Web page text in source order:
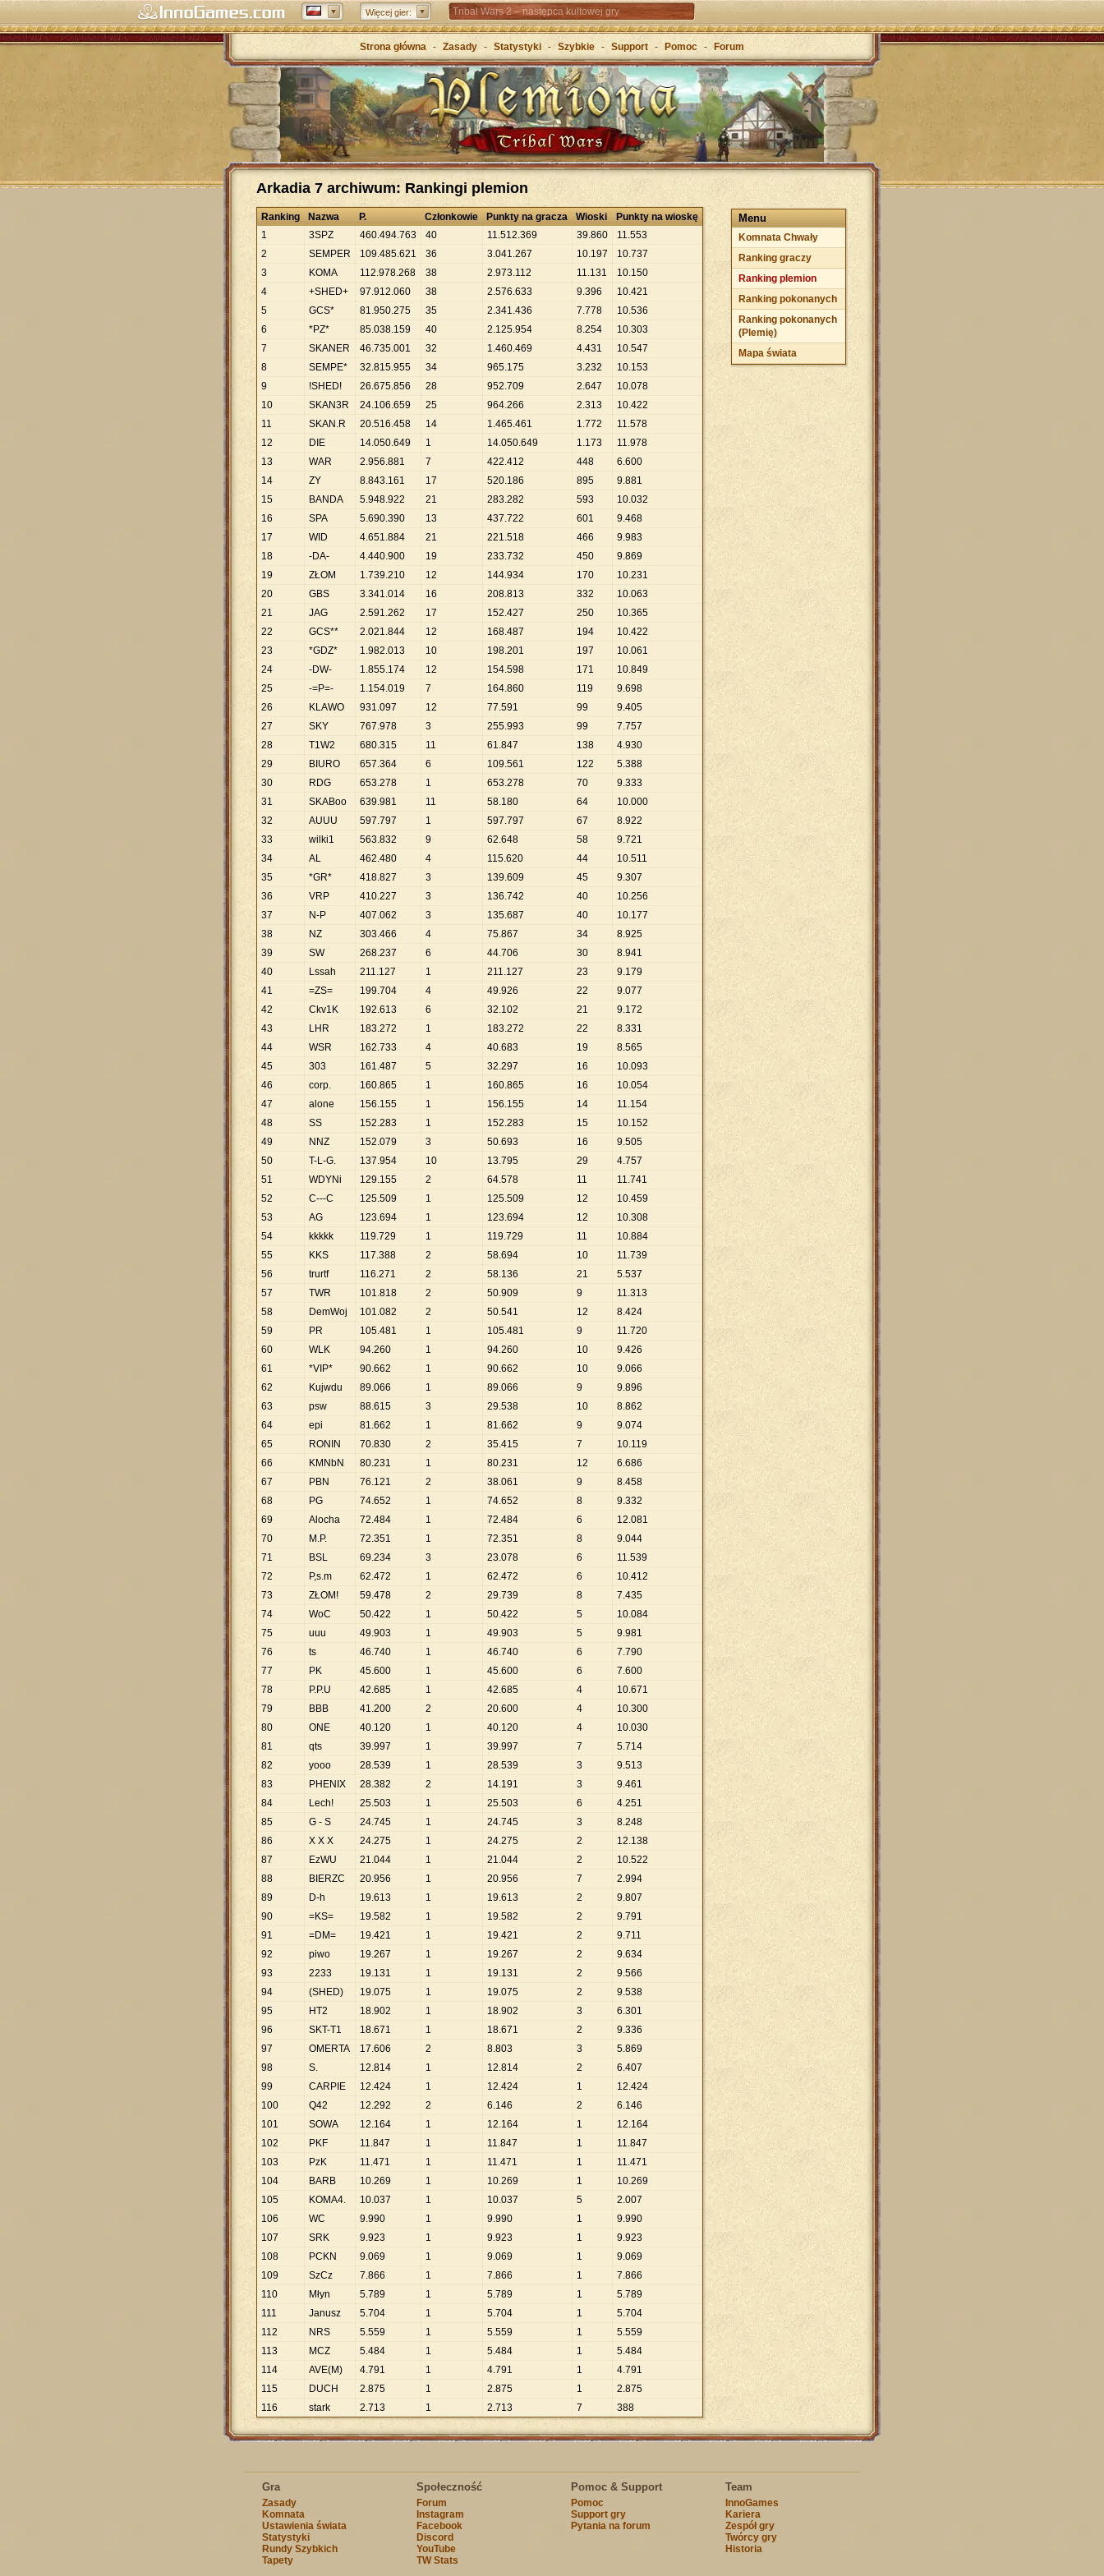
Więcej gier: Tribal Wars 2 – następca kultowej gry
Forge of Empires – Strategia o epokach cywilizacji
Grepolis – Wznieś imperium w antycznej Grecji
Strona główna - Zasady - Statystyki - Szybkie - Support - Pomoc - Forum
Arkadia 7 archiwum: Rankingi plemion
Menu
Komnata Chwały
Ranking graczy
Ranking plemion
Ranking pokonanych
Ranking pokonanych
(Plemię)
Mapa świata
Ranking Nazwa P. Członkowie Punkty na gracza Wioski
Punkty na wioskę
1
3SPZ 460.494.763 40 11.512.369 39.860 11.553
2
SEMPER 109.485.621 36 3.041.267 10.197 10.737
3
KOMA 112.978.268 38 2.973.112 11.131 10.150
4
+SHED+ 97.912.060 38 2.576.633 9.396 10.421
5
GCS* 81.950.275 35 2.341.436 7.778 10.536
6
*PZ* 85.038.159 40 2.125.954 8.254 10.303
7
SKANER 46.735.001 32 1.460.469 4.431 10.547
8
SEMPE* 32.815.955 34 965.175 3.232 10.153
9
!SHED! 26.675.856 28 952.709 2.647 10.078
10
SKAN3R 24.106.659 25 964.266 2.313 10.422
11
SKAN.R 20.516.458 14 1.465.461 1.772 11.578
12
DIE 14.050.649 1 14.050.649 1.173 11.978
13
WAR 2.956.881 7 422.412 448 6.600
14
ZY 8.843.161 17 520.186 895 9.881
15
BANDA 5.948.922 21 283.282 593 10.032
16
SPA 5.690.390 13 437.722 601 9.468
17
WID 4.651.884 21 221.518 466 9.983
18
-DA- 4.440.900 19 233.732 450 9.869
19
ZŁOM 1.739.210 12 144.934 170 10.231
20
GBS 3.341.014 16 208.813 332 10.063
21
JAG 2.591.262 17 152.427 250 10.365
22
GCS** 2.021.844 12 168.487 194 10.422
23
*GDZ* 1.982.013 10 198.201 197 10.061
24
-DW- 1.855.174 12 154.598 171 10.849
25
-=P=- 1.154.019 7 164.860 119 9.698
26
KLAWO 931.097 12 77.591 99 9.405
27
SKY 767.978 3 255.993 99 7.757
28
T1W2 680.315 11 61.847 138 4.930
29
BIURO 657.364 6 109.561 122 5.388
30
RDG 653.278 1 653.278 70 9.333
31
SKABoo 639.981 11 58.180 64 10.000
32
AUUU 597.797 1 597.797 67 8.922
33
wilki1 563.832 9 62.648 58 9.721
34
AL 462.480 4 115.620 44 10.511
35
*GR* 418.827 3 139.609 45 9.307
36
VRP 410.227 3 136.742 40 10.256
37
N-P 407.062 3 135.687 40 10.177
38
NZ 303.466 4 75.867 34 8.925
39
SW 268.237 6 44.706 30 8.941
40
Lssah 211.127 1 211.127 23 9.179
41
=ZS= 199.704 4 49.926 22 9.077
42
Ckv1K 192.613 6 32.102 21 9.172
43
LHR 183.272 1 183.272 22 8.331
44
WSR 162.733 4 40.683 19 8.565
45
303 161.487 5 32.297 16 10.093
46
corp. 160.865 1 160.865 16 10.054
47
alone 156.155 1 156.155 14 11.154
48
SS 152.283 1 152.283 15 10.152
49
NNZ 152.079 3 50.693 16 9.505
50
T-L-G. 137.954 10 13.795 29 4.757
51
WDYNi 129.155 2 64.578 11 11.741
52
C---C 125.509 1 125.509 12 10.459
53
AG 123.694 1 123.694 12 10.308
54
kkkkk 119.729 1 119.729 11 10.884
55
KKS 117.388 2 58.694 10 11.739
56
trurtf 116.271 2 58.136 21 5.537
57
TWR 101.818 2 50.909 9 11.313
58
DemWoj 101.082 2 50.541 12 8.424
59
PR 105.481 1 105.481 9 11.720
60
WLK 94.260 1 94.260 10 9.426
61
*VIP* 90.662 1 90.662 10 9.066
62
Kujwdu 89.066 1 89.066 9 9.896
63
psw 88.615 3 29.538 10 8.862
64
epi 81.662 1 81.662 9 9.074
65
RONIN 70.830 2 35.415 7 10.119
66
KMNbN 80.231 1 80.231 12 6.686
67
PBN 76.121 2 38.061 9 8.458
68
PG 74.652 1 74.652 8 9.332
69
Alocha 72.484 1 72.484 6 12.081
70
M.P. 72.351 1 72.351 8 9.044
71
BSL 69.234 3 23.078 6 11.539
72
P,s.m 62.472 1 62.472 6 10.412
73
ZŁOM! 59.478 2 29.739 8 7.435
74
WoC 50.422 1 50.422 5 10.084
75
uuu 49.903 1 49.903 5 9.981
76
ts 46.740 1 46.740 6 7.790
77
PK 45.600 1 45.600 6 7.600
78
P.P.U 42.685 1 42.685 4 10.671
79
BBB 41.200 2 20.600 4 10.300
80
ONE 40.120 1 40.120 4 10.030
81
qts 39.997 1 39.997 7 5.714
82
yooo 28.539 1 28.539 3 9.513
83
PHENIX 28.382 2 14.191 3 9.461
84
Lech! 25.503 1 25.503 6 4.251
85
G - S 24.745 1 24.745 3 8.248
86
X X X 24.275 1 24.275 2 12.138
87
EzWU 21.044 1 21.044 2 10.522
88
BIERZC 20.956 1 20.956 7 2.994
89
D-h 19.613 1 19.613 2 9.807
90
=KS= 19.582 1 19.582 2 9.791
91
=DM= 19.421 1 19.421 2 9.711
92
piwo 19.267 1 19.267 2 9.634
93
2233 19.131 1 19.131 2 9.566
94
(SHED) 19.075 1 19.075 2 9.538
95
HT2 18.902 1 18.902 3 6.301
96
SKT-T1 18.671 1 18.671 2 9.336
97
OMERTA 17.606 2 8.803 3 5.869
98
S. 12.814 1 12.814 2 6.407
99
CARPIE 12.424 1 12.424 1 12.424
100
Q42 12.292 2 6.146 2 6.146
101
SOWA 12.164 1 12.164 1 12.164
102
PKF 11.847 1 11.847 1 11.847
103
PzK 11.471 1 11.471 1 11.471
104
BARB 10.269 1 10.269 1 10.269
105
KOMA4. 10.037 1 10.037 5 2.007
106
WC 9.990 1 9.990 1 9.990
107
SRK 9.923 1 9.923 1 9.923
108
PCKN 9.069 1 9.069 1 9.069
109
SzCz 7.866 1 7.866 1 7.866
110
Młyn 5.789 1 5.789 1 5.789
111
Janusz 5.704 1 5.704 1 5.704
112
NRS 5.559 1 5.559 1 5.559
113
MCZ 5.484 1 5.484 1 5.484
114
AVE(M) 4.791 1 4.791 1 4.791
115
DUCH 2.875 1 2.875 1 2.875
116
stark 2.713 1 2.713 7 388
Gra
Zasady
Komnata
Ustawienia świata
Statystyki
Rundy Szybkich
Tapety
Społeczność
Forum
Instagram
Facebook
Discord
YouTube
TW Stats
Pomoc & Support
Pomoc
Support gry
Pytania na forum
Team
InnoGames
Kariera
Zespół gry
Twórcy gry
Historia